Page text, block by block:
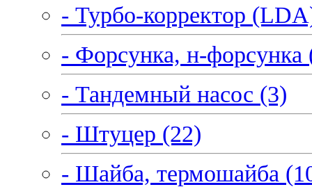
- Турбо-корректор
- Форсунка, н-форсунка
- Тандемный насос (3)
- Штуцер (22)
- Шайба, термошайба